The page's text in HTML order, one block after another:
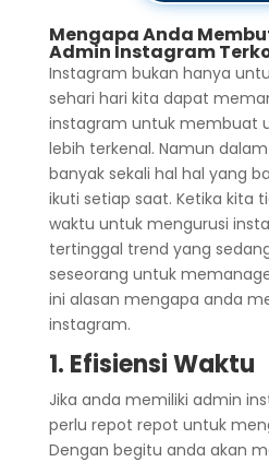
Mengapa Anda
Admin Instagram
Instagram bukan hanya
sehari hari kita dapat
instagram untuk membuat
lebih terkenal. Namun
banyak sekali hal hal yang
ikuti setiap saat. Ketika kita
waktu untuk mengurusi
tertinggal trend yang
seseorang untuk
ini alasan mengapa anda
instagram.
1. Efisiensi Waktu
Jika anda memiliki admin
perlu repot repot untuk
Dengan begitu anda akan